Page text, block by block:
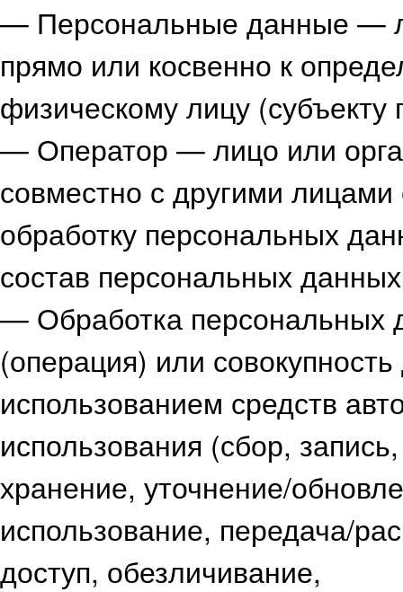
— Персональные данные —
прямо или косвенно к
физическому лицу
— Оператор — лицо или
совместно с другими
обработку персональных
состав персональных
— Обработка
(операция) или
использованием средств
использования (сбор,
хранение, уточнение/
использование, передача/
доступ, обезличивание,